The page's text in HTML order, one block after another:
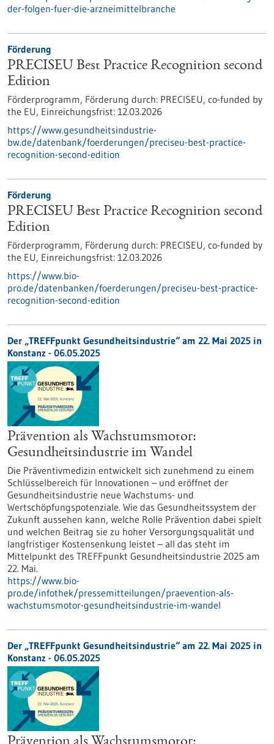
der-folgen-fuer-die-arzneimittelbranche
Förderung
PRECISEU Best Practice Recognition second
Edition
Förderprogramm, Förderung durch: PRECISEU, co-funded by
the EU, Einreichungsfrist: 12.03.2026
https://www.gesundheitsindustrie-
bw.de/datenbank/foerderungen/preciseu-best-practice-
recognition-second-edition
Förderung
PRECISEU Best Practice Recognition second
Edition
Förderprogramm, Förderung durch: PRECISEU, co-funded by
the EU, Einreichungsfrist: 12.03.2026
https://www.bio-
pro.de/datenbanken/foerderungen/preciseu-best-practice-
recognition-second-edition
Der „TREFFpunkt Gesundheitsindustrie“ am 22. Mai 2025 in
Konstanz - 06.05.2025
Prävention als Wachstumsmotor:
Gesundheitsindustrie im Wandel
Die Präventivmedizin entwickelt sich zunehmend zu einem
Schlüsselbereich für Innovationen – und eröffnet der
Gesundheitsindustrie neue Wachstums- und
Wertschöpfungspotenziale. Wie das Gesundheitssystem der
Zukunft aussehen kann, welche Rolle Prävention dabei spielt
und welchen Beitrag sie zu hoher Versorgungsqualität und
langfristiger Kostensenkung leistet – all das steht im
Mittelpunkt des TREFFpunkt Gesundheitsindustrie 2025 am
22. Mai.
https://www.bio-
pro.de/infothek/pressemitteilungen/praevention-als-
wachstumsmotor-gesundheitsindustrie-im-wandel
Der „TREFFpunkt Gesundheitsindustrie“ am 22. Mai 2025 in
Konstanz - 06.05.2025